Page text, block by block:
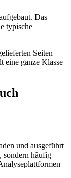
Das
typische
Seiten
eine ganze Klasse
und ausgeführt
sondern häufig